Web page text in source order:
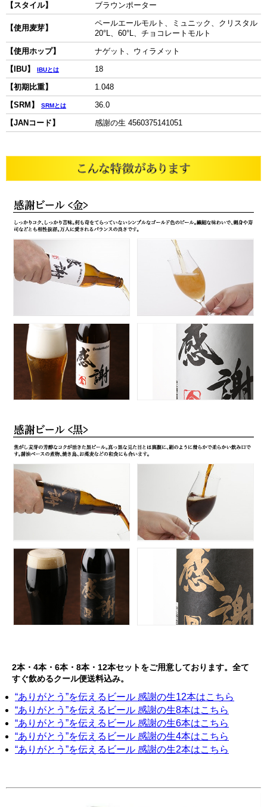
【スタイル】 ブラウンポーター
【使用麦芽】
ペールエールモルト、ミュニック、クリスタル
20°L、60°L、チョコレートモルト
【使用ホップ】
ナゲット、ウィラメット
【IBU】
IBUとは
18
【初期比重】
1.048
【SRM】
SRMとは
36.0
【JANコード】
感謝の生 4560375141051
2本・4本・6本・8本・12本セットをご用意しております。全て
すぐ飲めるクール便送料込み。
“ありがとう”を伝えるビール 感謝の生12本はこちら
“ありがとう”を伝えるビール 感謝の生8本はこちら
“ありがとう”を伝えるビール 感謝の生6本はこちら
“ありがとう”を伝えるビール 感謝の生4本はこちら
“ありがとう”を伝えるビール 感謝の生2本はこちら